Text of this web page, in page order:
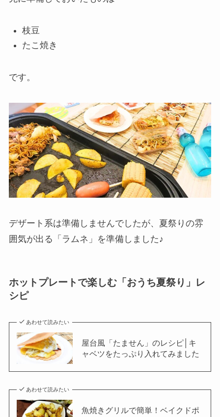
枝豆
たこ焼き
です。
デザート系は準備しませんでしたが、夏祭りの雰
囲気が出る「ラムネ」を準備しました♪
ホットプレートで楽しむ「おうち夏祭り」レ
シピ
あわせて読みたい
屋台風「たません」のレシピ│キ
ャベツをたっぷり入れてみました
あわせて読みたい
魚焼きグリルで簡単！ベイクドポ